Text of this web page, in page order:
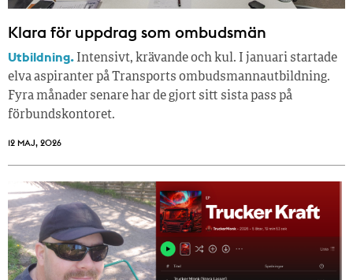
Klara för uppdrag som ombudsmän
Utbildning. Intensivt, krävande och kul. I januari startade
elva aspiranter på Transports ombudsmannautbildning.
Fyra månader senare har de gjort sitt sista pass på
förbundskontoret.
12 MAJ, 2026